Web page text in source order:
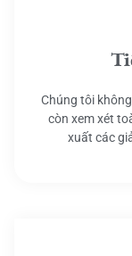
Chúng tôi
còn xem xét
xuất các